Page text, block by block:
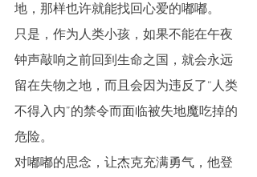
地，那样也许就能找回心爱的嘟嘟。
只是，作为人类小孩，如果不能在午夜
钟声敲响之前回到生命之国，就会永远
留在失物之地，而且会因为违反了“人类
不得入内”的禁令而面临被失地魔吃掉的
危险。
对嘟嘟的思念，让杰克充满勇气，他登